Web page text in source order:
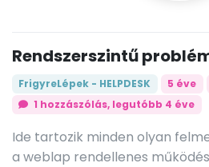
Rendszerszintű
FrigyreLépek - HELPDESK 5 éve
1 hozzászólás, legutóbb 4 éve
Ide tartozik minden olyan
a weblap rendellenes